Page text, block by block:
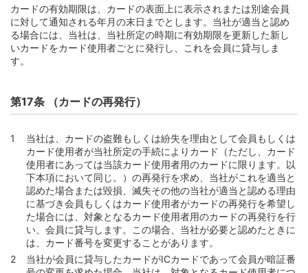
カードの有効期限は、カードの表面上に表示されまたは別途会員
に対して通知される年月の末日までとします。当社が適当と認め
る場合には、当社は、当社所定の時期に有効期限を更新した新し
いカードをカード使用者ごとに発行し、これを会員に貸与しま
す。
第17条 （カードの再発行）
当社は、カードの盗難もしくは紛失を理由として会員もしくは
カード使用者が当社所定の手続によりカード（ただし、カード
使用者にあっては当該カード使用者用のカードに限ります。以
下本項において同じ。）の再発行を求め、当社がこれを適当と
認めた場合または毀損、滅失その他の当社が適当と認める理由
に基づき会員もしくはカード使用者がカードの再発行を希望し
た場合には、対象となるカード使用者用のカードの再発行を行
い、会員に貸与します。この場合、当社が必要と認めたときに
は、カード番号を変更することがあります。
当社が会員に貸与したカードがICカードであって会員が暗証番